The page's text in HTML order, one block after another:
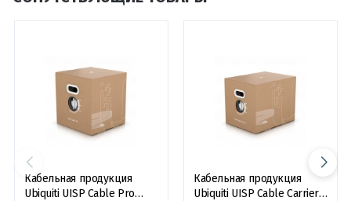
Кабельная продукция
Ubiquiti UISP Cable Pro
Кабельная продукция
Ubiquiti UISP Cable Carrier